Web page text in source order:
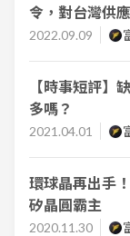
令，對台灣供
2022.09.09
【時事短評】
多嗎？
2021.04.01
環球晶再出手
矽晶圓霸主
2020.11.30